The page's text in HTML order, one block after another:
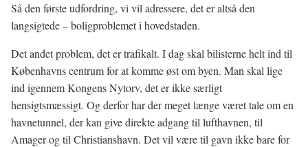
Så den første udfordring, vi vil adressere, det er altså den
langsigtede – boligproblemet i hovedstaden.
Det andet problem, det er trafikalt. I dag skal bilisterne helt ind til
Københavns centrum for at komme øst om byen. Man skal lige
ind igennem Kongens Nytorv, det er ikke særligt
hensigtsmæssigt. Og derfor har der meget længe været tale om en
havnetunnel, der kan give direkte adgang til lufthavnen, til
Amager og til Christianshavn. Det vil være til gavn ikke bare for